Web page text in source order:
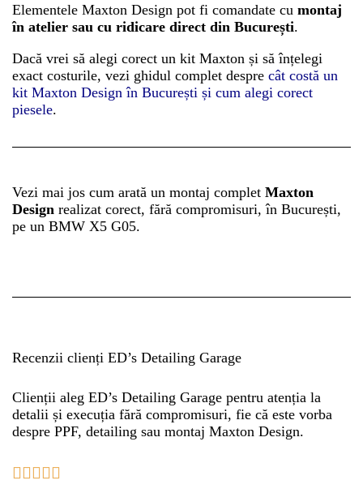
Elementele Maxton Design pot fi comandate cu montaj
în atelier sau cu ridicare direct din București.
Dacă vrei să alegi corect un kit Maxton și să înțelegi
exact costurile, vezi ghidul complet despre cât costă un
kit Maxton Design în București și cum alegi corect
piesele.
Vezi mai jos cum arată un montaj complet Maxton
Design realizat corect, fără compromisuri, în București,
pe un BMW X5 G05.
Recenzii clienți ED’s Detailing Garage
Clienții aleg ED’s Detailing Garage pentru atenția la
detalii și execuția fără compromisuri, fie că este vorba
despre PPF, detailing sau montaj Maxton Design.